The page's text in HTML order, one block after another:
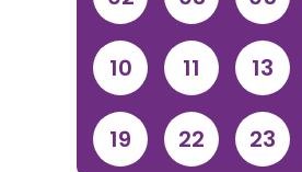
10 11 13
19 22 23